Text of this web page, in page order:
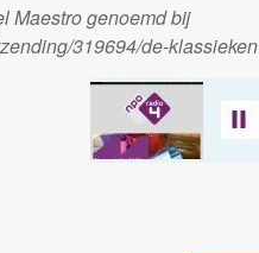
Maestro genoemd bij
319694/de-klassieken